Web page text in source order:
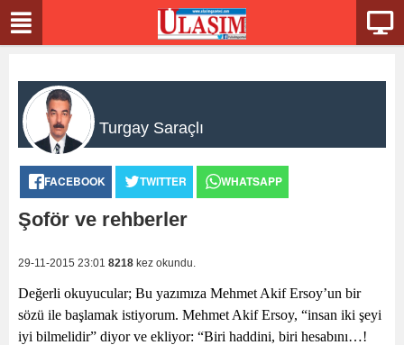
Turgay Saraçlı
FACEBOOK TWITTER WHATSAPP
Şoför ve rehberler
29-11-2015 23:01 8218 kez okundu.
Değerli okuyucular; Bu yazımıza Mehmet Akif Ersoy’un bir
sözü ile başlamak istiyorum. Mehmet Akif Ersoy, “insan iki şeyi
iyi bilmelidir” diyor ve ekliyor: “Biri haddini, biri hesabını…!